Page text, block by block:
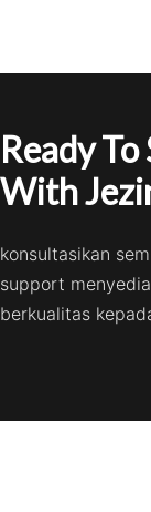
Ready
With
konsultasikan
support
berkualitas